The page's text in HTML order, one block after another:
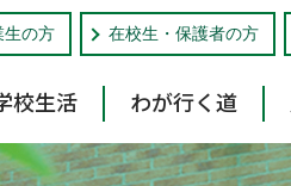
在校生・保護者の方
生の方
校生活 わが行く道